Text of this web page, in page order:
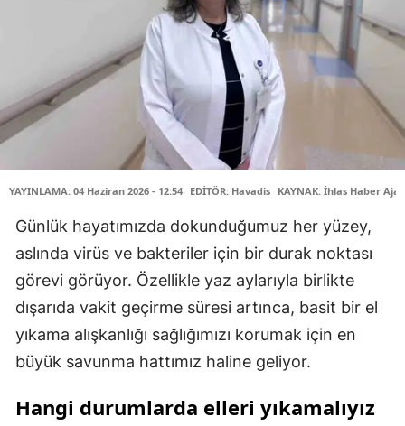
YAYINLAMA: 04 Haziran 2026 - 12:54 EDİTÖR: Havadis KAYNAK: İhlas Haber
Günlük hayatımızda dokunduğumuz her yüzey,
aslında virüs ve bakteriler için bir durak noktası
görevi görüyor. Özellikle yaz aylarıyla birlikte
dışarıda vakit geçirme süresi artınca, basit bir el
yıkama alışkanlığı sağlığımızı korumak için en
büyük savunma hattımız haline geliyor.
Hangi durumlarda elleri yıkamalıyız